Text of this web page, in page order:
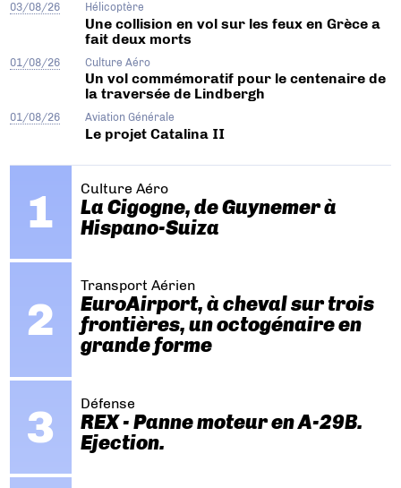
03/08/26 Hélicoptère
Une collision en vol sur les feux en Grèce a
fait deux morts
01/08/26 Culture Aéro
Un vol commémoratif pour le centenaire de
la traversée de Lindbergh
01/08/26 Aviation Générale
Le projet Catalina II
Culture Aéro
La Cigogne, de Guynemer à
Hispano-Suiza
Transport Aérien
EuroAirport, à cheval sur trois
frontières, un octogénaire en
grande forme
Défense
REX - Panne moteur en A-29B.
Ejection.